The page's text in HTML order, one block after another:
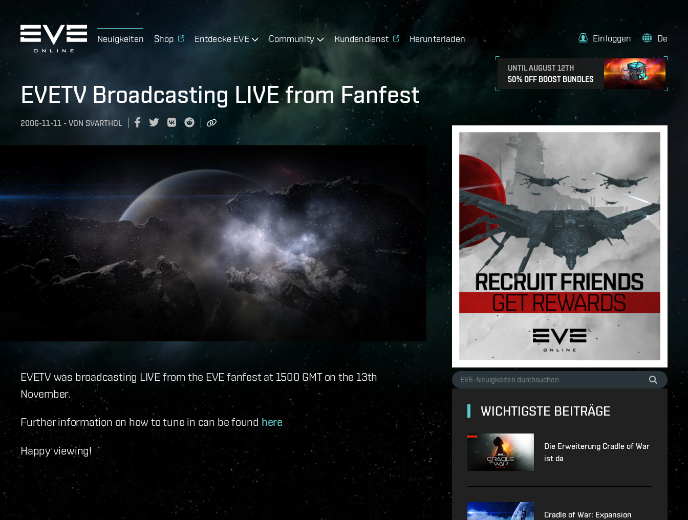
Neuigkeiten Shop Entdecke EVE Community Kundendienst Herunterladen
UNTIL AUGUST 12TH
50% OFF BOOST BUNDLES
Einloggen De
EVETV Broadcasting LIVE from Fanfest
2006-11-11 - VON SVARTHOL
EVETV was broadcasting LIVE from the EVE fanfest at 1500 GMT on the 13th
November.
Further information on how to tune in can be found here
Happy viewing!
WICHTIGSTE BEITRÄGE
Die Erweiterung Cradle of War
ist da
Cradle of War: Expansion